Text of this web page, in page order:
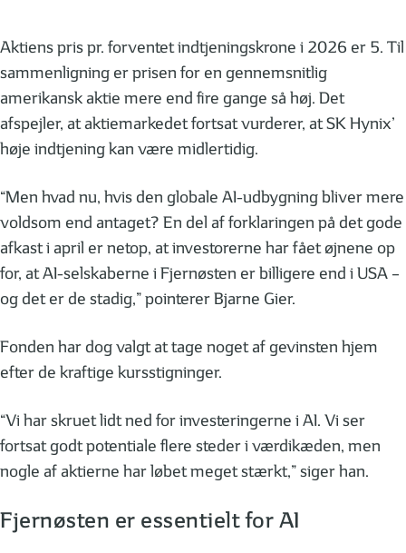
Aktiens pris pr. forventet indtjeningskrone i 2026 er 5. Til
sammenligning er prisen for en gennemsnitlig
amerikansk aktie mere end fire gange så høj. Det
afspejler, at aktiemarkedet fortsat vurderer, at SK Hynix’
høje indtjening kan være midlertidig.
“Men hvad nu, hvis den globale AI-udbygning bliver mere
voldsom end antaget? En del af forklaringen på det gode
afkast i april er netop, at investorerne har fået øjnene op
for, at AI-selskaberne i Fjernøsten er billigere end i USA –
og det er de stadig,” pointerer Bjarne Gier.
Fonden har dog valgt at tage noget af gevinsten hjem
efter de kraftige kursstigninger.
“Vi har skruet lidt ned for investeringerne i AI. Vi ser
fortsat godt potentiale flere steder i værdikæden, men
nogle af aktierne har løbet meget stærkt,” siger han.
Fjernøsten er essentielt for AI